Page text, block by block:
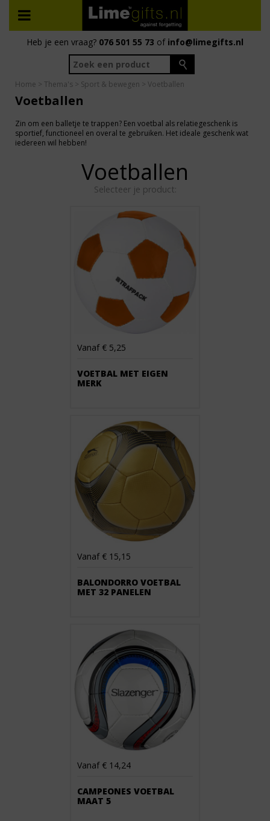
Heb je een vraag? 076 501 55 73 of info@limegifts.nl
Home > Thema's > Sport & bewegen > Voetballen
Voetballen
Zin om een balletje te trappen? Een voetbal als relatiegeschenk is
sportief, functioneel en overal te gebruiken. Het ideale geschenk wat
iedereen wil hebben!
Voetballen
Selecteer je product:
Vanaf € 5,25
VOETBAL MET EIGEN
MERK
Vanaf € 15,15
BALONDORRO VOETBAL
MET 32 PANELEN
Vanaf € 14,24
CAMPEONES VOETBAL
MAAT 5